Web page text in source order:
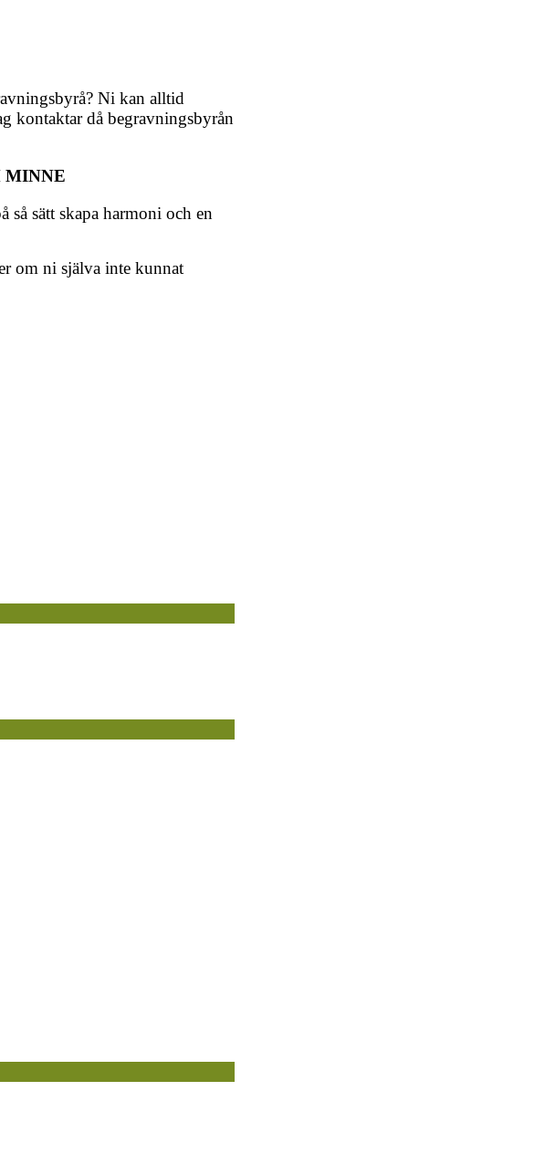
Ni kan alltid
kontaktar då begravningsbyrån
MINNE
sätt skapa harmoni och en
om ni själva inte kunnat